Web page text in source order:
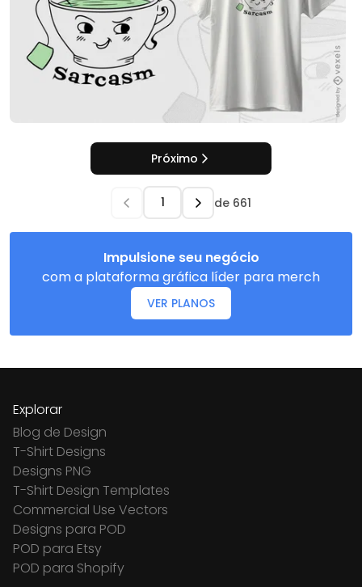
Próximo
de 661
Impulsione seu negócio
com a plataforma gráfica líder para merch
VER PLANOS
Explorar
Blog de Design
T-Shirt Designs
Designs PNG
T-Shirt Design Templates
Commercial Use Vectors
Designs para POD
POD para Etsy
POD para Shopify